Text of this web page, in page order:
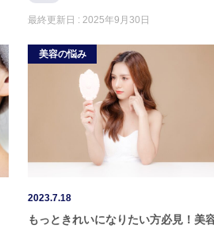
口元美人の特徴や実践できるケア方法につ
いて解説します。
最終更新日 :2025年9月30日
美容の悩み
2023.7.18
もっときれいになりたい方必見！美